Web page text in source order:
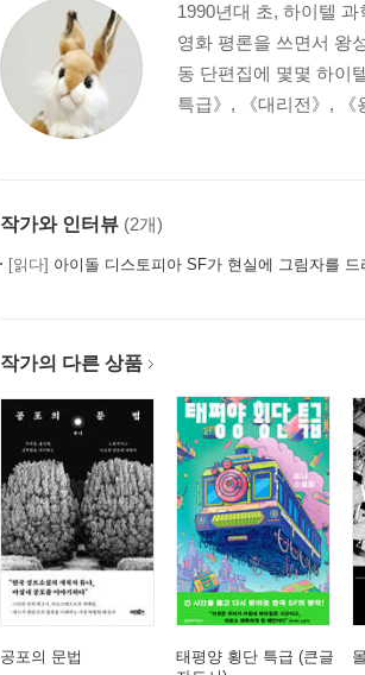
1990년대 초, 하이텔
영화 평론을 쓰면서 왕
동 단편집에 몇몇 하이
특급》, 《대리전》, 《
작가와 인터뷰 (2개)
[읽다] 아이돌 디스토피아 SF가 현실에 그림자를 드
작가의 다른 상품
공포의 문법
태평양 횡단 특급 (큰글